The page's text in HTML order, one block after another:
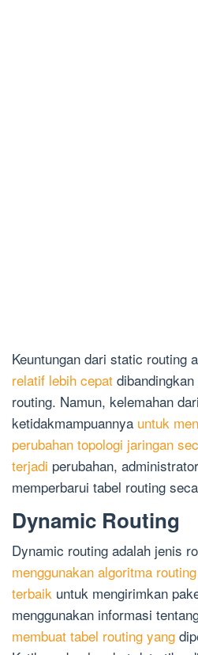
Keuntungan dari static routing
relatif lebih cepat
routing. Namun, kelemahan
ketidakmampuannya untuk
perubahan topologi jaringan
terjadi perubahan,
memperbarui tabel routing
Dynamic Routing
Dynamic routing adalah jenis
menggunakan algoritma
terbaik untuk mengirimkan
menggunakan informasi
membuat tabel routing yang